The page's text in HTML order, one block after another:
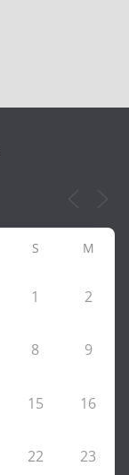
S M
1 2
8 9
15 16
22 23